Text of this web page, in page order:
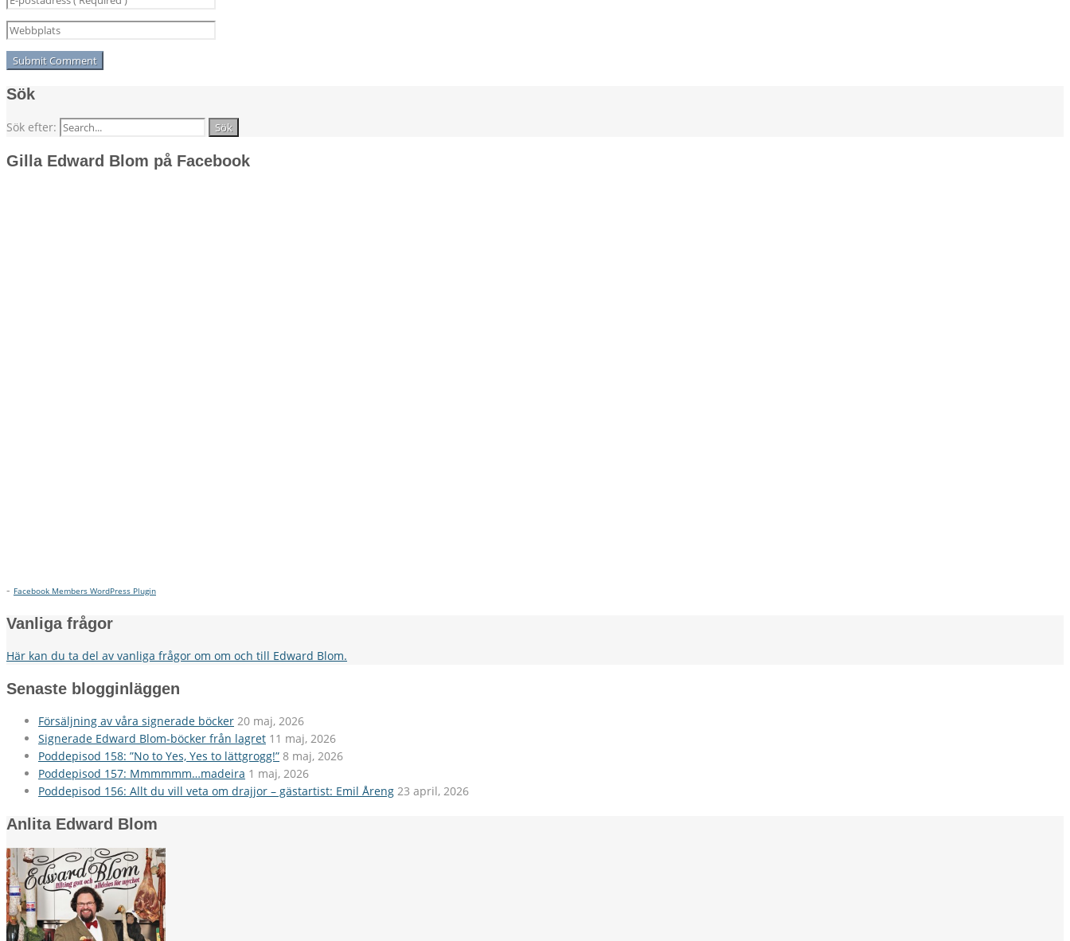
Sök
Sök efter:
Gilla Edward Blom på Facebook
- Facebook Members WordPress Plugin
Vanliga frågor
Här kan du ta del av vanliga frågor om om och till Edward Blom.
Senaste blogginläggen
Försäljning av våra signerade böcker 20 maj, 2026
Signerade Edward Blom-böcker från lagret 11 maj, 2026
Poddepisod 158: ”No to Yes, Yes to lättgrogg!” 8 maj, 2026
Poddepisod 157: Mmmmmm…madeira 1 maj, 2026
Poddepisod 156: Allt du vill veta om drajjor – gästartist: Emil Åreng 23 april, 2026
Anlita Edward Blom